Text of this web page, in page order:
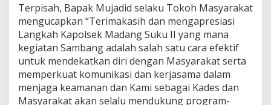
r
a
a
t
D
i
e
Terpisah, Bapak Mujadid selaku Tokoh Masyarakat
mengucapkan “Terimakasih dan mengapresiasi
Langkah Kapolsek Madang Suku II yang mana
kegiatan Sambang adalah salah satu cara efektif
untuk mendekatkan diri dengan Masyarakat serta
memperkuat komunikasi dan kerjasama dalam
menjaga keamanan dan Kami sebagai Kades dan
Masyarakat akan selalu mendukung program-